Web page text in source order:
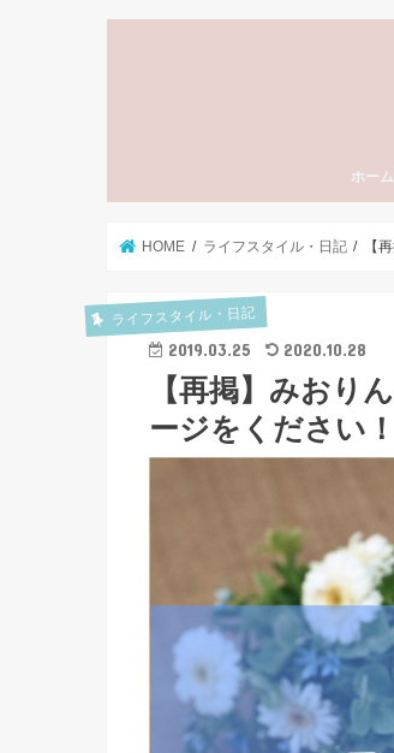
ホーム
HOME ライフスタイル・日記 【
ライフスタイル・日記
2019.03.25 2020.10.28
【再掲】みおり
ージをください！